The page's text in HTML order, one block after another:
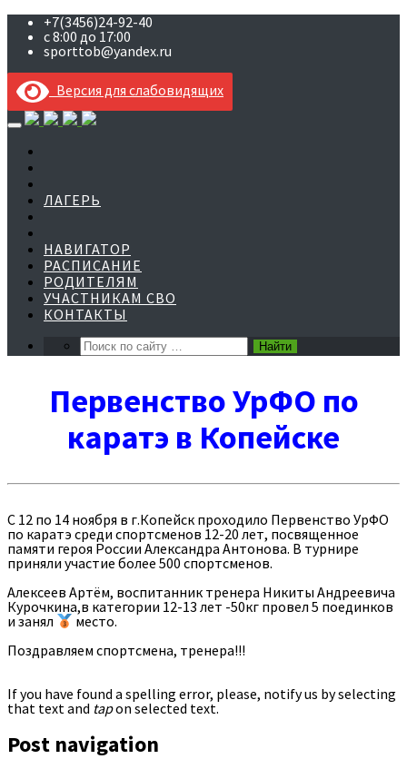
+7(3456)24-92-40
с 8:00 до 17:00
sporttob@yandex.ru
Версия для слабовидящих
Skip
to
content
ЛАГЕРЬ
НАВИГАТОР
РАСПИСАНИЕ
РОДИТЕЛЯМ
УЧАСТНИКАМ СВО
КОНТАКТЫ
Первенство УрФО по
каратэ в Копейске
С 12 по 14 ноября в г.Копейск проходило Первенство УрФО
по каратэ среди спортсменов 12-20 лет, посвященное
памяти героя России Александра Антонова. В турнире
приняли участие более 500 спортсменов.
Алексеев Артём, воспитанник тренера Никиты Андреевича
Курочкина,в категории 12-13 лет -50кг провел 5 поединков
и занял
место.
Поздравляем спортсмена, тренера!!!
If you have found a spelling error, please, notify us by selecting
that text and tapon selected text.
Post navigation